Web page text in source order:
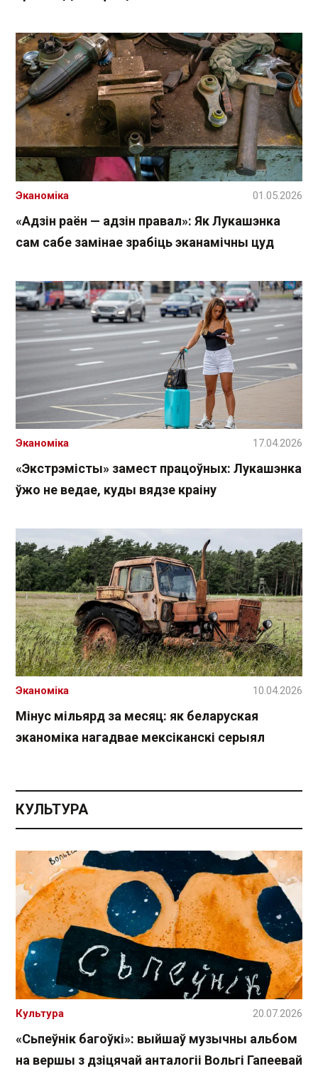
«Адзін раён — адзін правал»: Як Лукашэнка
сам сабе замінае зрабіць эканамічны цуд
Эканоміка 01.05.2026
«Экстрэмісты» замест працоўных: Лукашэнка
ўжо не ведае, куды вядзе краіну
Эканоміка 17.04.2026
Мінус мільярд за месяц: як беларуская
эканоміка нагадвае мексіканскі серыял
Эканоміка 10.04.2026
КУЛЬТУРА
«Сьпеўнік багоўкі»: выйшаў музычны альбом
на вершы з дзіцячай анталогіі Вольгі Гапеевай
Культура 20.07.2026